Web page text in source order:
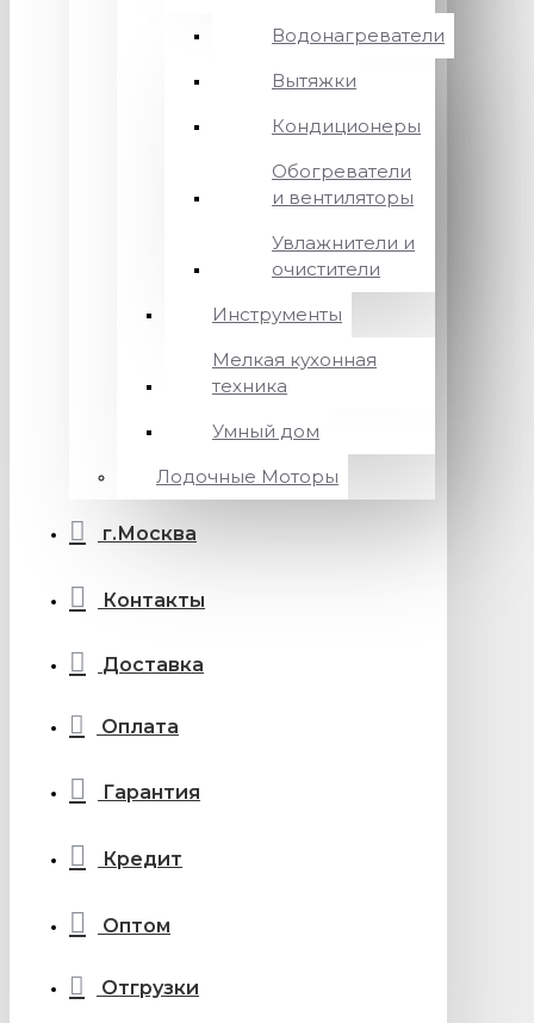
Водонагреватели
Вытяжки
Кондиционеры
Обогреватели
и вентиляторы
Увлажнители и
очистители
Инструменты
Мелкая кухонная
техника
Умный дом
Лодочные Моторы
г.Москва
Контакты
Доставка
Оплата
Гарантия
Кредит
Оптом
Отгрузки